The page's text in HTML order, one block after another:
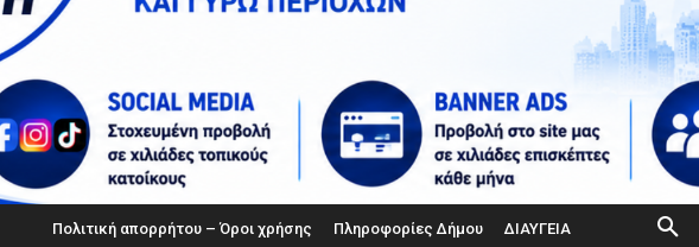
Πολιτική απορρήτου – Όροι χρήσης Πληροφορίες Δήμου ΔΙΑΥΓΕΙΑ